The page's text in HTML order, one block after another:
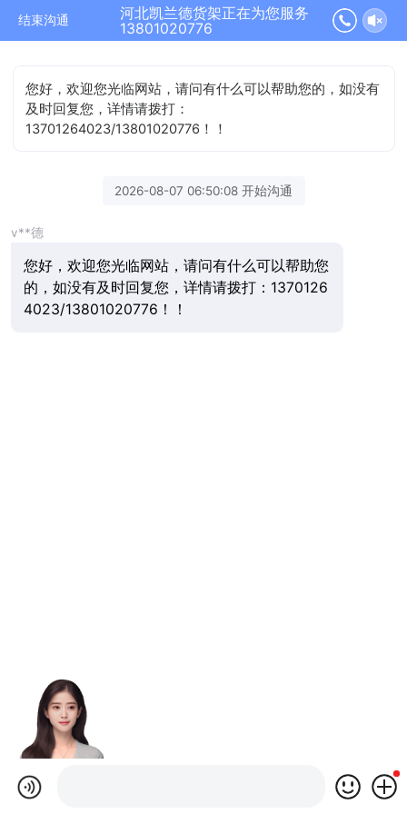
结束沟通
河北凯兰德货架正在为您服务
13801020776
您好，欢迎您光临网站，请问有什么可以帮助您的，如没有
及时回复您，详情请拨打：
13701264023/13801020776！！
2026-08-07 06:50:08 开始沟通
v**德
您好，欢迎您光临网站，请问有什么可以帮助您
的，如没有及时回复您，详情请拨打：1370126
4023/13801020776！！